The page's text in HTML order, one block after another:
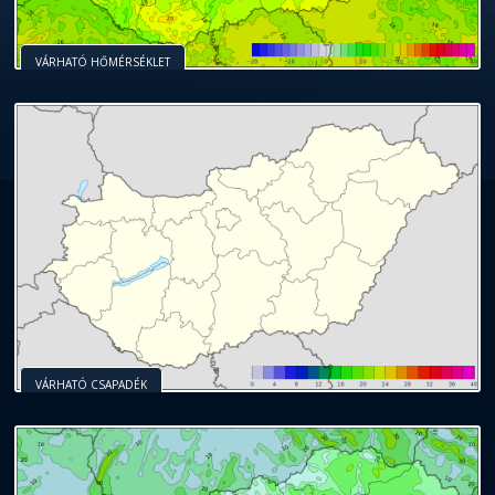
VÁRHATÓ HŐMÉRSÉKLET
VÁRHATÓ CSAPADÉK